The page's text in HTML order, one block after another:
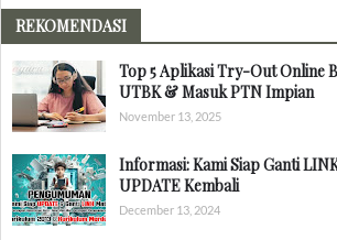
REKOMENDASI
Top 5 Aplikasi Try-Out Online
UTBK & Masuk PTN Impian
November 13, 2025
Informasi: Kami Siap Ganti
UPDATE Kembali
December 13, 2024